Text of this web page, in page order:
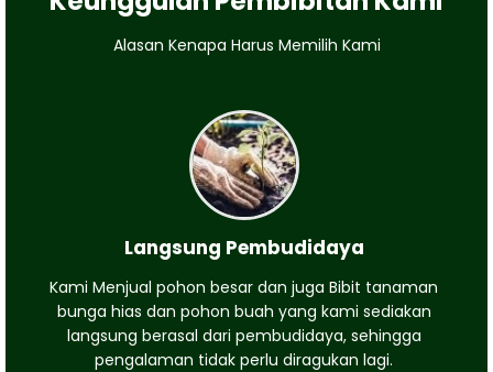
Alasan Kenapa Harus Memilih Kami
Langsung Pembudidaya
Kami Menjual pohon besar dan juga Bibit tanaman
bunga hias dan pohon buah yang kami sediakan
langsung berasal dari pembudidaya, sehingga
pengalaman tidak perlu diragukan lagi.